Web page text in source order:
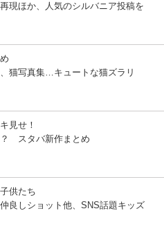
再現ほか、人気のシルバニア投稿を
猫写真集…キュートな猫ズラリ
見せ！
スタバ新作まとめ
供たち
良しショット他、SNS話題キッズ